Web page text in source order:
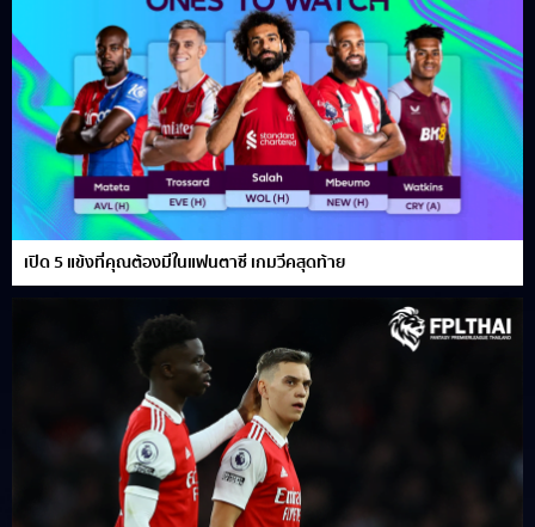
เปิด 5 แข้งที่คุณต้องมีในแฟนตาซี เกมวีคสุดท้าย